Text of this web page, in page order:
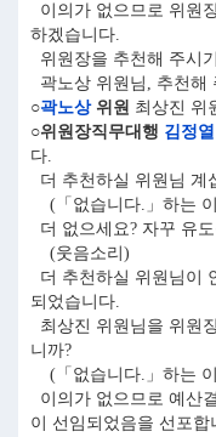
이의가 없으므로 위원
하겠습니다.
위원장을 추천해 주시
곽노상 위원님, 추천해
○곽노상위원 최상진 위
○위원장직무대행 김정열
다.
더 추천하실 위원님 계
(「없습니다.」하는
더 없으세요? 자꾸 유
(웃음소리)
더 추천하실 위원님이
되었습니다.
최상진 위원님을 위원
니까?
(「없습니다.」하는
이의가 없으므로 예산
이 선임되었음을 선포합